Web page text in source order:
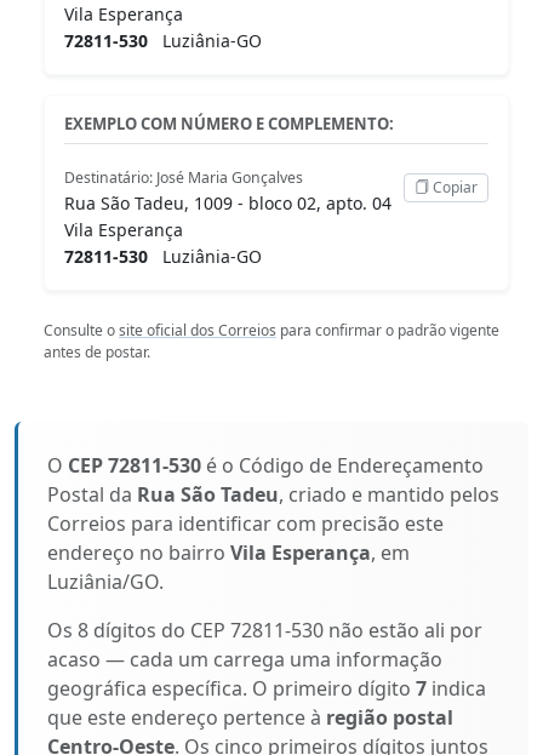
Vila Esperança
72811-530 Luziânia-GO
EXEMPLO COM NÚMERO E COMPLEMENTO:
Destinatário: José Maria Gonçalves
Rua São Tadeu, 1009 - bloco 02, apto. 04
Vila Esperança
72811-530 Luziânia-GO
Copiar
Consulte osite oficial dos Correios para confirmar o padrão vigente
antes de postar.
O CEP 72811-530 é o Código de Endereçamento
Postal da Rua São Tadeu, criado e mantido pelos
Correios para identificar com precisão este
endereço no bairro Vila Esperança, em
Luziânia/GO.
Os 8 dígitos do CEP 72811-530 não estão ali por
acaso — cada um carrega uma informação
geográfica específica. O primeiro dígito 7 indica
que este endereço pertence à região postal
Centro-Oeste. Os cinco primeiros dígitos juntos